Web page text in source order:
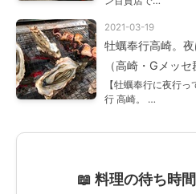
2021-03-19
牡蠣奉行高崎。
（高崎・Gメッセ
【牡蠣奉行に夜行
行 高崎。 …
📖 料理の待ち時